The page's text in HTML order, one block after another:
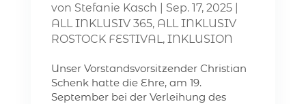
von Stefanie Kasch Sep. 17, 2025|
ALL INKLUSIV 365, ALL INKLUSIV
ROSTOCK FESTIVAL, INKLUSION
Unser Vorstandsvorsitzender Christian
Schenk hatte die Ehre, am 19.
September bei der Verleihung des